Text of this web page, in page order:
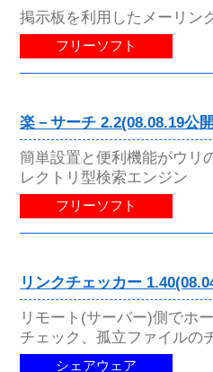
掲示板を利用したメーリン
フリーソフト
楽－サーチ 2.2(08.08.19公
簡単設置と便利機能がウリ
レクトリ型検索エンジン
フリーソフト
リンクチェッカー
リモート(サーバー)側でホ
チェック、孤立ファイルの
シェアウェア